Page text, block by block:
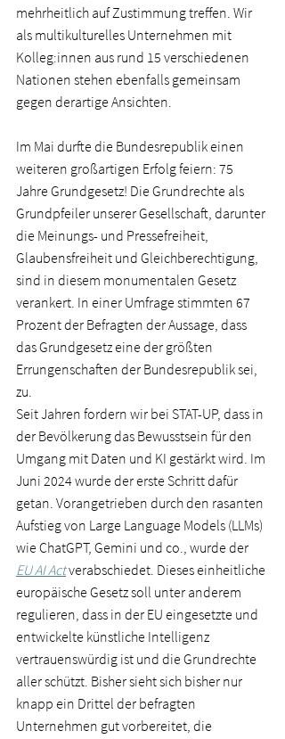
mehrheitlich auf Zustimmung treffen. Wir
als multikulturelles Unternehmen mit
Kolleg:innen aus rund 15 verschiedenen
Nationen stehen ebenfalls gemeinsam
gegen derartige Ansichten.
Im Mai durfte die Bundesrepublik einen
weiteren großartigen Erfolg feiern: 75
Jahre Grundgesetz! Die Grundrechte als
Grundpfeiler unserer Gesellschaft, darunter
die Meinungs- und Pressefreiheit,
Glaubensfreiheit und Gleichberechtigung,
sind in diesem monumentalen Gesetz
verankert. In einer Umfrage stimmten 67
Prozent der Befragten der Aussage, dass
das Grundgesetz eine der größten
Errungenschaften der Bundesrepublik sei,
zu.
Seit Jahren fordern wir bei STAT-UP, dass in
der Bevölkerung das Bewusstsein für den
Umgang mit Daten und KI gestärkt wird. Im
Juni 2024 wurde der erste Schritt dafür
getan. Vorangetrieben durch den rasanten
Aufstieg von Large Language Models (LLMs)
wie ChatGPT, Gemini und co., wurde der
EU AI Actverabschiedet. Dieses einheitliche
europäische Gesetz soll unter anderem
regulieren, dass in der EU eingesetzte und
entwickelte künstliche Intelligenz
vertrauenswürdig ist und die Grundrechte
aller schützt. Bisher sieht sich bisher nur
knapp ein Drittel der befragten
Unternehmen gut vorbereitet, die